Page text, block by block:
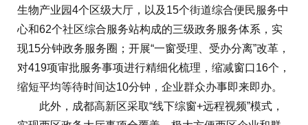
生物产业园4个区级大厅，以及15个街道综合便民服务中
心和62个社区综合服务站构成的三级政务服务体系，实
现15分钟政务服务圈；开展“一窗受理、受办分离”改革，
对419项审批服务事项进行精细化梳理，缩减窗口16个，
缩短平均等待时间达10分钟，企业群众办事即来即办。
此外，成都高新区采取“线下综窗+远程视频”模式，